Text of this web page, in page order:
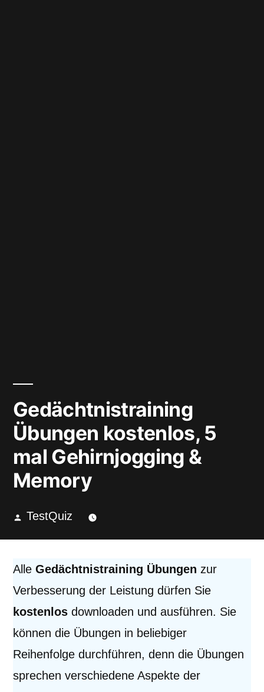
Gedächtnistraining
Übungen kostenlos, 5
mal Gehirnjogging &
Memory
Veröffentlicht
TestQuiz
Alle Gedächtnistraining Übungen zur
Verbesserung der Leistung dürfen Sie
kostenlos downloaden und ausführen. Sie
können die Übungen in beliebiger
Reihenfolge durchführen, denn die Übungen
sprechen verschiedene Aspekte der